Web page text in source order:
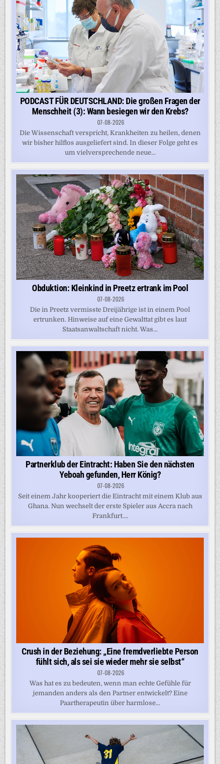
PODCAST FÜR DEUTSCHLAND: Die großen Fragen der
Menschheit (3): Wann besiegen wir den Krebs?
07-08-2026
Die Wissenschaft verspricht, Krankheiten zu heilen, denen
wir bisher hilflos ausgeliefert sind. In dieser Folge geht es
um vielversprechende neue...
Obduktion: Kleinkind in Preetz ertrank im Pool
07-08-2026
Die in Preetz vermisste Dreijährige ist in einem Pool
ertrunken. Hinweise auf eine Gewalttat gibt es laut
Staatsanwaltschaft nicht. Was...
Partnerklub der Eintracht: Haben Sie den nächsten
Yeboah gefunden, Herr König?
07-08-2026
Seit einem Jahr kooperiert die Eintracht mit einem Klub aus
Ghana. Nun wechselt der erste Spieler aus Accra nach
Frankfurt....
Crush in der Beziehung: „Eine fremdverliebte Person
fühlt sich, als sei sie wieder mehr sie selbst“
07-08-2026
Was hat es zu bedeuten, wenn man echte Gefühle für
jemanden anders als den Partner entwickelt? Eine
Paartherapeutin über harmlose...